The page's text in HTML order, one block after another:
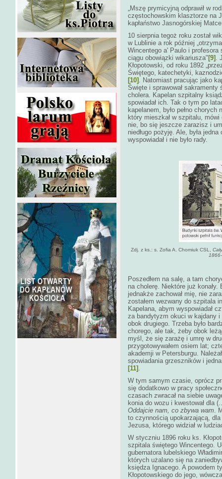
„Mszę prymicyjną odprawił w
częstochowskim klasztorze na
kapłaństwo Jasnogórskiej
10 sierpnia tegoż roku został
w Lublinie a rok później
Wincentego a' Paulo i profesora
ciągu obowiązki wikariusza" [9] .
Kłopotowski, od roku 1892
Świętego, katechetyki,
[10] . Natomiast pracując jako
Święte i sprawował
cholera. Kapelan szpitalny
spowiadał ich. Tak o tym po
kapelanem, było pełno
który mieszkał w szpitalu,
nie, bo się jeszcze zarazisz i
niedługo pożyję. Ale, była
wyspowiadał i nie było rady.
Zdj. z ks.: s. Zofia A. Chomiuk CSL,
Poszedłem na salę, a tam
na cholerę. Niektóre już
jednakże zachował mię, nie
zostałem wezwany do szpitala
Kapelana, abym wyspowiadał
za bandytyzm okuci w kajdany
obok drugiego. Trzeba było
chorego, ale tak, żeby obok
myśl, że się zarażę i umrę w
przygotowywałem osiem lat;
akademji w Petersburgu.
spowiadania grzeszników i
[11] .
W tym samym czasie, oprócz
się dodatkowo w pracy
czasach zwracał na siebie
konia do wozu i kwestował dla
Oddajcie nam, co zbywa wam.
to czynnością upokarzającą, dla
Jezusa, którego widział w
W styczniu 1896 roku ks.
szpitala świętego Wincentego.
gubernatora lubelskiego
których użalano się na
księdza Ignacego. A powodem
Kłopotowskiego do jego,